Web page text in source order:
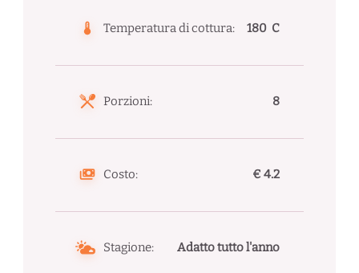
Temperatura di cottura: 180 C
Porzioni: 8
Costo: € 4.2
Stagione: Adatto tutto l'anno